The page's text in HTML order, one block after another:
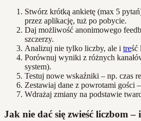
Stwórz krótką ankietę (max 5
przez aplikację, tuż po pobycie.
Daj możliwość anonimowego
szczerzy.
Analizuj nie tylko liczby, ale i treść
Porównuj wyniki z różnych
system).
Testuj nowe wskaźniki – np. czas
Zestawiaj dane z powrotami gości
Wdrażaj zmiany na podstawie
Jak nie dać się zwieść liczbom –